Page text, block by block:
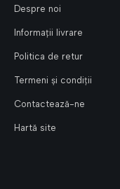
Despre noi
Informații livrare
Politica de retur
Termeni și condiții
Contactează-ne
Hartă site